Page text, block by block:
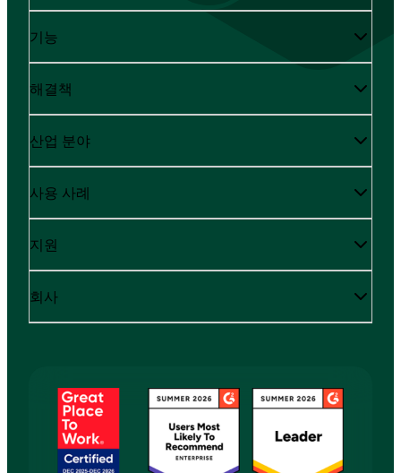
기능
해결책
산업 분야
사용 사례
지원
회사